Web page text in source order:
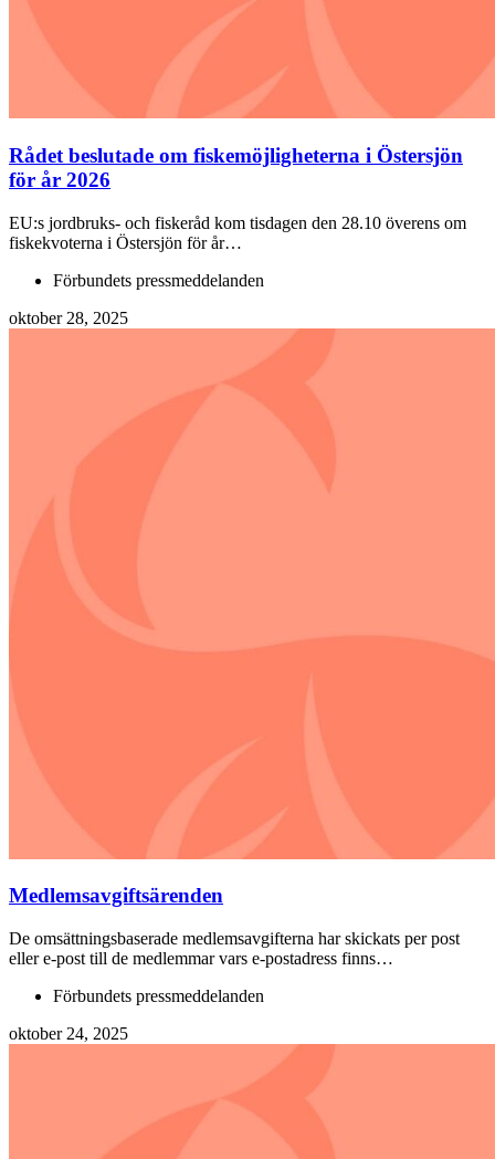
Rådet beslutade om fiskemöjligheterna i Östersjön
för år 2026
EU:s jordbruks- och fiskeråd kom tisdagen den 28.10 överens om
fiskekvoterna i Östersjön för år…
Förbundets pressmeddelanden
oktober 28, 2025
Medlemsavgiftsärenden
De omsättningsbaserade medlemsavgifterna har skickats per post
eller e-post till de medlemmar vars e-postadress finns…
Förbundets pressmeddelanden
oktober 24, 2025